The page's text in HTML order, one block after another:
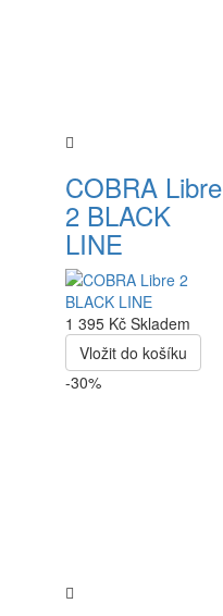
COBRA Libre
2 BLACK
LINE
1 395 Kč Skladem
Vložit do košíku
-30%